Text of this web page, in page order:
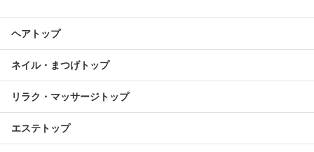
ヘアトップ
ネイル・まつげトップ
リラク・マッサージトップ
エステトップ